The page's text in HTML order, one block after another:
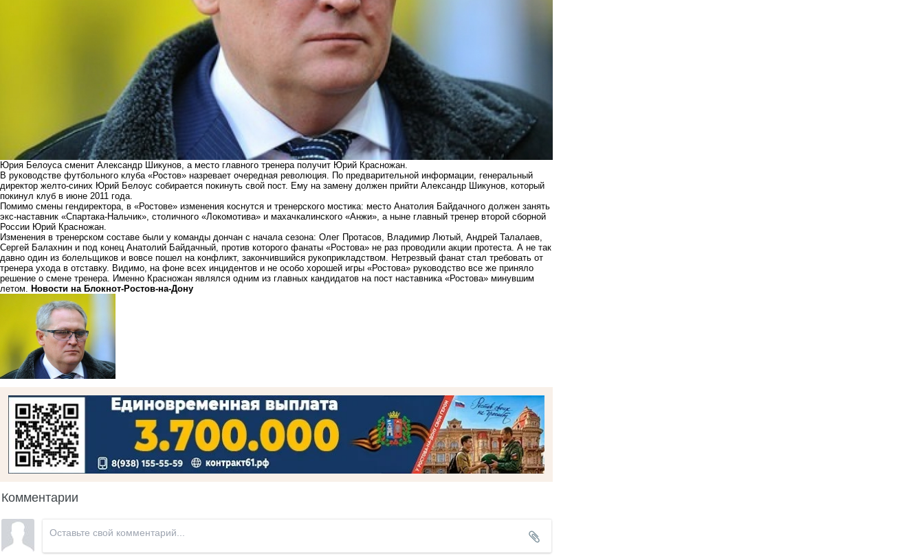
Юрия Белоуса сменит Александр Шикунов, а место главного тренера получит Юрий Красножан.
В руководстве футбольного клуба «Ростов» назревает очередная революция. По предварительной информации, генеральный
директор желто-синих Юрий Белоус собирается покинуть свой пост. Ему на замену должен прийти Александр Шикунов, который
покинул клуб в июне 2011 года.
Помимо смены гендиректора, в «Ростове» изменения коснутся и тренерского мостика: место Анатолия Байдачного должен занять
экс-наставник «Спартака-Нальчик», столичного «Локомотива» и махачкалинского «Анжи», а ныне главный тренер второй сборной
России Юрий Красножан.
Изменения в тренерском составе были у команды дончан с начала сезона: Олег Протасов, Владимир Лютый, Андрей Талалаев,
Сергей Балахнин и под конец Анатолий Байдачный, против которого фанаты «Ростова» не раз проводили акции протеста. А не так
давно один из болельщиков и вовсе пошел на конфликт, закончившийся рукоприкладством. Нетрезвый фанат стал требовать от
тренера ухода в отставку. Видимо, на фоне всех инцидентов и не особо хорошей игры «Ростова» руководство все же приняло
решение о смене тренера. Именно Красножан являлся одним из главных кандидатов на пост наставника «Ростова» минувшим
летом. Новости на Блoкнoт-Ростов-на-Дону
Комментарии